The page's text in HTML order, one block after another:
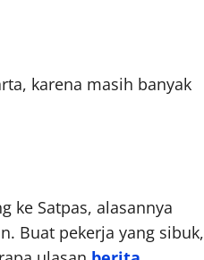
karena masih banyak
ke Satpas, alasannya
Buat pekerja yang sibuk,